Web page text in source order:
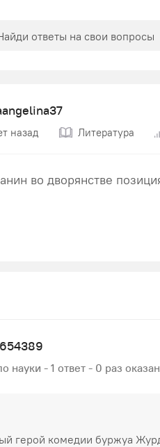
назад Литература
во дворянстве
науки - 1 ответ - 0 раз
герой комедии буржуа